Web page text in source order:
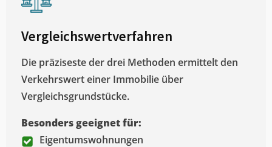
Vergleichswertverfahren
Die präziseste der drei Methoden ermittelt den
Verkehrswert einer Immobilie über
Vergleichsgrundstücke.
Besonders geeignet für:
Eigentumswohnungen